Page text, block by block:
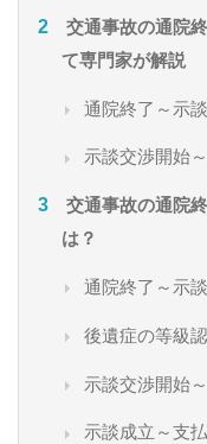
交通事故の通院
て専門家が解説
通院終了～示
示談交渉開始
交通事故の通院
は？
通院終了～示
後遺症の等級
示談交渉開始
示談成立～支